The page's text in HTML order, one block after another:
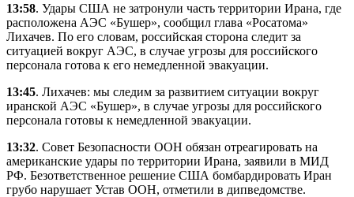
13:58. Удары США не затронули часть территории Ирана, где
расположена АЭС «Бушер», сообщил глава «Росатома»
Лихачев. По его словам, российская сторона следит за
ситуацией вокруг АЭС, в случае угрозы для российского
персонала готова к его немедленной эвакуации.
13:45. Лихачев: мы следим за развитием ситуации вокруг
иранской АЭС «Бушер», в случае угрозы для российского
персонала готовы к немедленной эвакуации.
13:32. Совет Безопасности ООН обязан отреагировать на
американские удары по территории Ирана, заявили в МИД
РФ. Безответственное решение США бомбардировать Иран
грубо нарушает Устав ООН, отметили в дипведомстве.